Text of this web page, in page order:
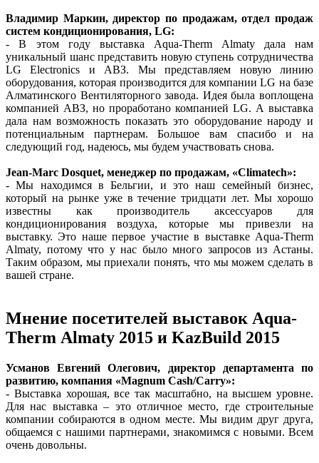
Владимир Маркин, директор по продажам, отдел продаж
систем кондиционирования, LG:
- В этом году выставка Aqua-Therm Almaty дала нам
уникальный шанс представить новую ступень сотрудничества
LG Electronics и АВЗ. Мы представляем новую линию
оборудования, которая производится для компании LG на базе
Алматинского Вентиляторного завода. Идея была воплощена
компанией АВЗ, но проработано компанией LG. А выставка
дала нам возможность показать это оборудование народу и
потенциальным партнерам. Большое вам спасибо и на
следующий год, надеюсь, мы будем участвовать снова.
Jean-Marc Dosquet, менеджер по продажам, «Climatech»:
- Мы находимся в Бельгии, и это наш семейный бизнес,
который на рынке уже в течение тридцати лет. Мы хорошо
известны как производитель аксессуаров для
кондиционирования воздуха, которые мы привезли на
выставку. Это наше первое участие в выставке Aqua-Therm
Almaty, потому что у нас было много запросов из Астаны.
Таким образом, мы приехали понять, что мы можем сделать в
вашей стране.
Мнение посетителей выставок Aqua-
Therm Almaty 2015 и KazBuild 2015
Усманов Евгений Олегович, директор департамента по
развитию, компания «Magnum Cash/Carry»:
- Выставка хорошая, все так масштабно, на высшем уровне.
Для нас выставка – это отличное место, где строительные
компании собираются в одном месте. Мы видим друг друга,
общаемся с нашими партнерами, знакомимся с новыми. Всем
очень довольны.